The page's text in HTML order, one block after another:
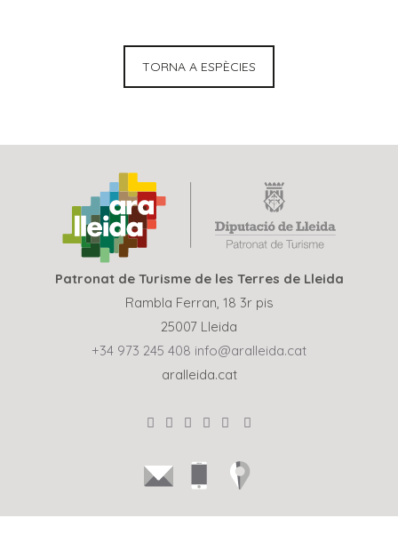
TORNA A ESPÈCIES
Patronat de Turisme de les Terres de Lleida
Rambla Ferran, 18 3r pis
25007 Lleida
+34 973 245 408 info@aralleida.cat
aralleida.cat